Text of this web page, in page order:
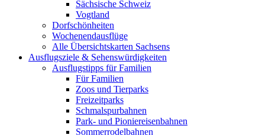
Sächsische Schweiz
Vogtland
Dorfschönheiten
Wochenendausflüge
Alle Übersichtskarten Sachsens
Ausflugsziele & Sehenswürdigkeiten
Ausflugstipps für Familien
Für Familien
Zoos und Tierparks
Freizeitparks
Schmalspurbahnen
Park- und Pioniereisenbahnen
Sommerrodelbahnen